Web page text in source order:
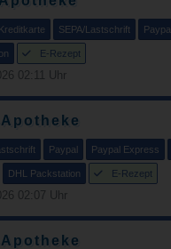
SEPA/Lastschrift
E-Rezept
02:11 Uhr
Paypal Paypal Express
DHL Packstation E-Rezept
02:07 Uhr